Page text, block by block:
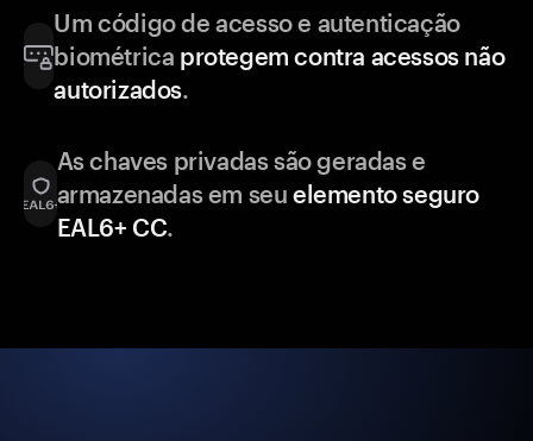
Um código de acesso e autenticação
biométrica protegem contra acessos não
autorizados.
As chaves privadas são geradas e
armazenadas em seu elemento seguro
EAL6+ CC.